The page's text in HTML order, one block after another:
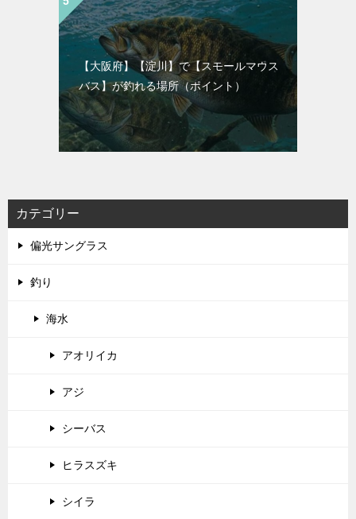
【大阪府】【淀川】で【スモールマウス
バス】が釣れる場所（ポイント）
カテゴリー
偏光サングラス
釣り
海水
アオリイカ
アジ
シーバス
ヒラスズキ
シイラ